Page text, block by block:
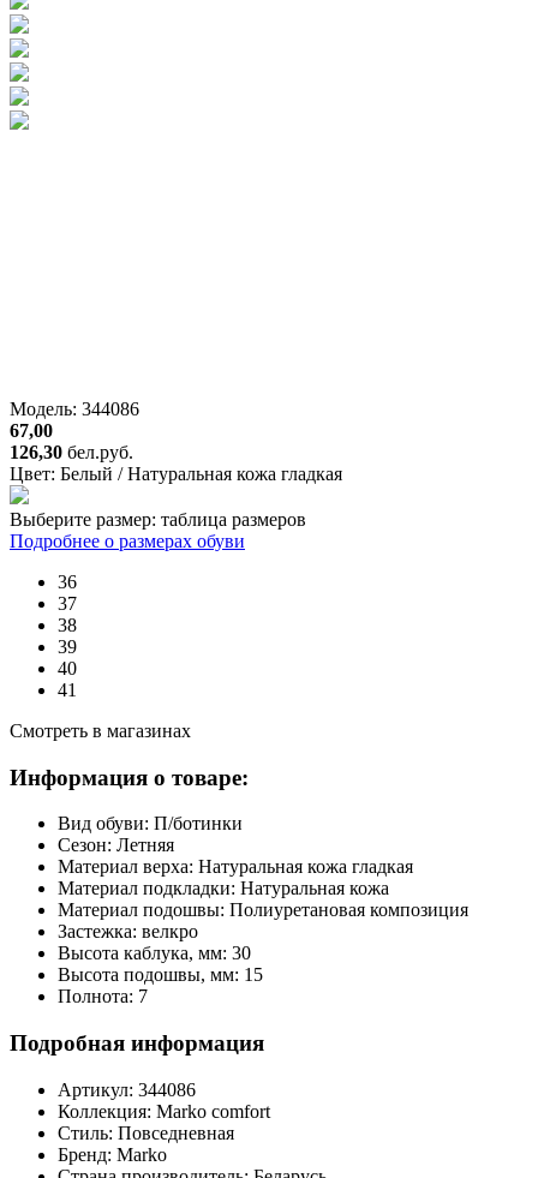
Модель: 344086
67,00
126,30 бел.руб.
Цвет: Белый / Натуральная кожа гладкая
Выберите размер: таблица размеров
Подробнее о размерах обуви
36
37
38
39
40
41
Смотреть в магазинах
Информация о товаре:
Вид обуви: П/ботинки
Сезон: Летняя
Материал верха: Натуральная кожа гладкая
Материал подкладки: Натуральная кожа
Материал подошвы: Полиуретановая композиция
Застежка: велкро
Высота каблука, мм: 30
Высота подошвы, мм: 15
Полнота: 7
Подробная информация
Артикул: 344086
Коллекция: Marko comfort
Стиль: Повседневная
Бренд: Marko